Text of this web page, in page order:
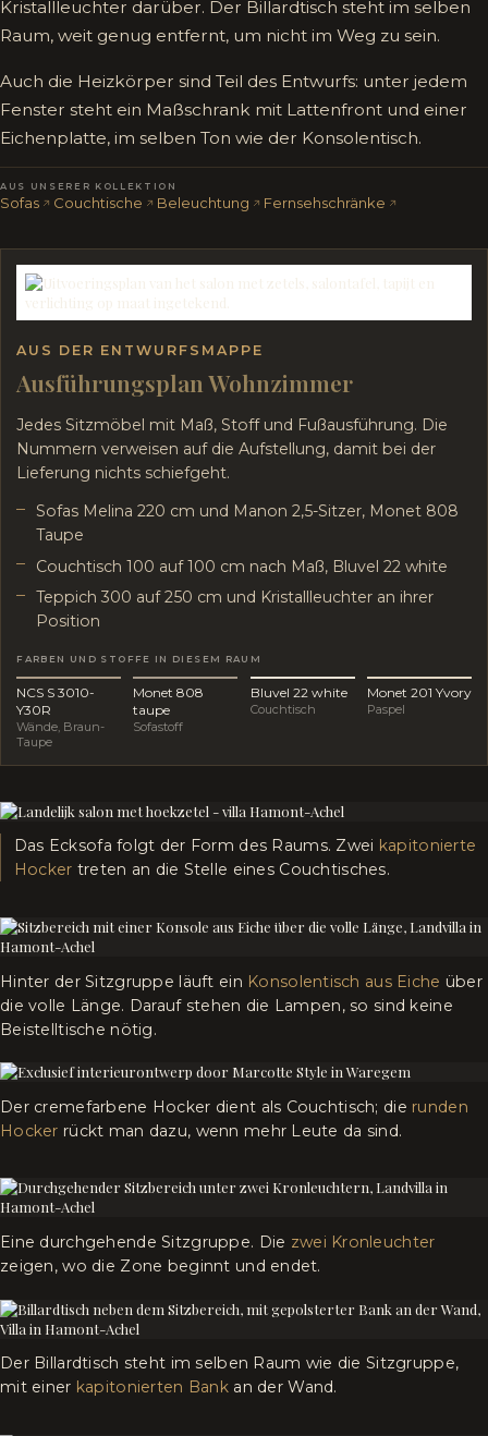
Kristallleuchter darüber. Der Billardtisch steht im selben
Raum, weit genug entfernt, um nicht im Weg zu sein.
Auch die Heizkörper sind Teil des Entwurfs: unter jedem
Fenster steht ein Maßschrank mit Lattenfront und einer
Eichenplatte, im selben Ton wie der Konsolentisch.
AUS UNSERER KOLLEKTION
Sofas Couchtische Beleuchtung Fernsehschränke
AUS DER ENTWURFSMAPPE
Ausführungsplan Wohnzimmer
Jedes Sitzmöbel mit Maß, Stoff und Fußausführung. Die
Nummern verweisen auf die Aufstellung, damit bei der
Lieferung nichts schiefgeht.
Sofas Melina 220 cm und Manon 2,5-Sitzer, Monet 808
Taupe
Couchtisch 100 auf 100 cm nach Maß, Bluvel 22 white
Teppich 300 auf 250 cm und Kristallleuchter an ihrer
Position
FARBEN UND STOFFE IN DIESEM RAUM
NCS S 3010-
Y30R
Wände, Braun-
Taupe
Monet 808
taupe
Sofastoff
Bluvel 22 white
Couchtisch
Monet 201 Yvory
Paspel
Das Ecksofa folgt der Form des Raums. Zwei kapitonierte
Hocker treten an die Stelle eines Couchtisches.
Hinter der Sitzgruppe läuft ein Konsolentisch aus Eiche über
die volle Länge. Darauf stehen die Lampen, so sind keine
Beistelltische nötig.
Der cremefarbene Hocker dient als Couchtisch; die runden
Hocker rückt man dazu, wenn mehr Leute da sind.
Eine durchgehende Sitzgruppe. Die zwei Kronleuchter
zeigen, wo die Zone beginnt und endet.
Der Billardtisch steht im selben Raum wie die Sitzgruppe,
mit einer kapitonierten Bankan der Wand.